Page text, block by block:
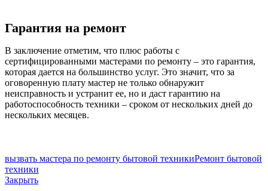
Гарантия на ремонт
В заключение отметим, что плюс работы с
сертифицированными мастерами по ремонту – это гарантия,
которая дается на большинство услуг. Это значит, что за
оговоренную плату мастер не только обнаружит
неисправность и устранит ее, но и даст гарантию на
работоспособность техники – сроком от нескольких дней до
нескольких месяцев.
вызвать мастера по ремонту бытовой техникиРемонт бытовой
техники
Закрыть